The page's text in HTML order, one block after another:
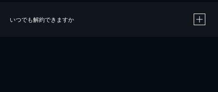
いつでも解約できますか